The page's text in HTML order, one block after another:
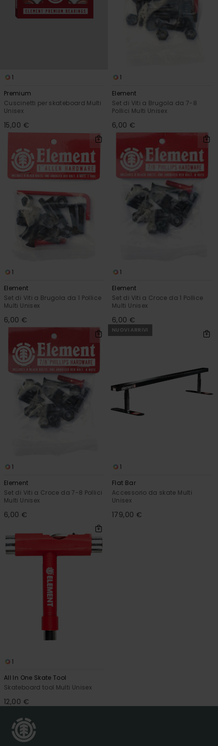
1
Premium
Cuscinetti per skateboard Multi
Unisex
15,00 €
1
Element
Set di Viti a Brugola da 7-8
Pollici Multi Unisex
6,00 €
1
Element
Set di Viti a Brugola da 1 Pollice
Multi Unisex
6,00 €
1
Element
Set di Viti a Croce da 1 Pollice
Multi Unisex
6,00 €
1
Element
Set di Viti a Croce da 7-8 Pollici
Multi Unisex
6,00 €
NUOVI ARRIVI
1
Flat Bar
Accessorio da skate Multi
Unisex
179,00 €
1
All In One Skate Tool
Skateboard tool Multi Unisex
12,00 €